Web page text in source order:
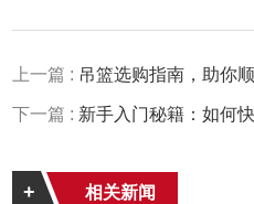
上一篇 : 吊篮选购指南，助你
下一篇 : 新手入门秘籍：如何
+ 相关新闻